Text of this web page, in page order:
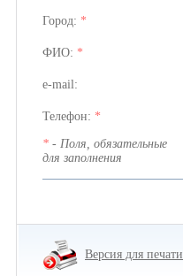
Город: *
ФИО: *
e-mail:
Телефон: *
* - Поля, обязательные
для заполнения
Версия для печати